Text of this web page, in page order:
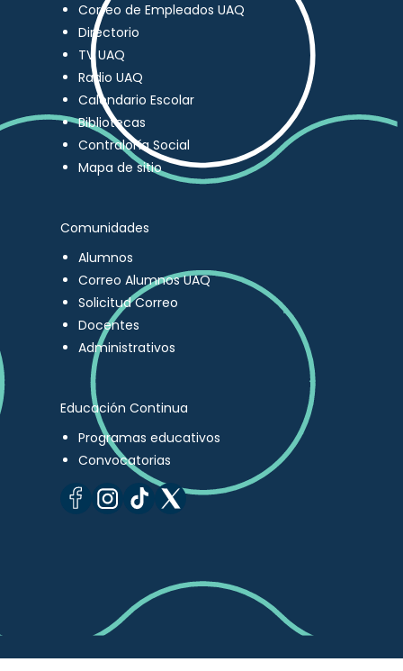
Correo de Empleados UAQ
Directorio
TV UAQ
Radio UAQ
Calendario Escolar
Bibliotecas
Contraloría Social
Mapa de sitio
Comunidades
Alumnos
Correo Alumnos UAQ
Solicitud Correo
Docentes
Administrativos
Educación Continua
Programas educativos
Convocatorias